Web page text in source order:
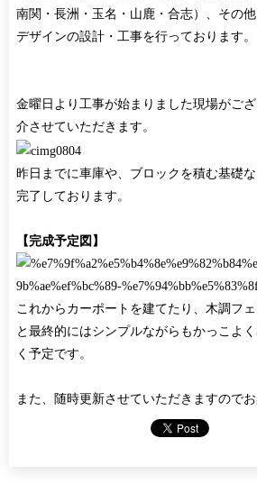
南関・長洲・玉名・山鹿・合志）、その
デザインの設計・工事を行っております。
金曜日より工事が始まりました現場がご
介させていただきます。
昨日までに車庫や、ブロックを積む基礎
完了しております。
【完成予定図】
これからカーポートを建てたり、木調フ
と最終的にはシンプルながらもかっこよ
く予定です。
また、随時更新させていただきますのでお